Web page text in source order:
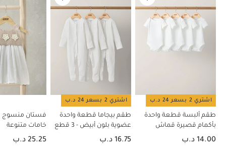
بشكل منفصل
ينظف ويكوى من الداخل للخارج
قد يعجبك
أيضاً:طقم ألبسة قطعة واحدة بأكمام قصيرة قماش عضوي بلون أبيض
طقم بيجاما قطعة واحدة عضوية بلون أبيض - 3 قطع
فستان
منسوج كروشيه خامات متنوعة
شورت رسمي بطيات
جوارب مزينة
اشتري 2 بسعر 24 د.ب
طقم ألبسة قطعة واحدة
بأكمام قصيرة قماش
عضوي بلون أبيض - 5 قطع
14.00 د.ب
اشتري 2 بسعر 24 د.ب
طقم بيجاما قطعة واحدة
عضوية بلون أبيض - 3 قطع
16.75 د.ب
فستان منسوج
خامات متنوعة
25.25 د.ب